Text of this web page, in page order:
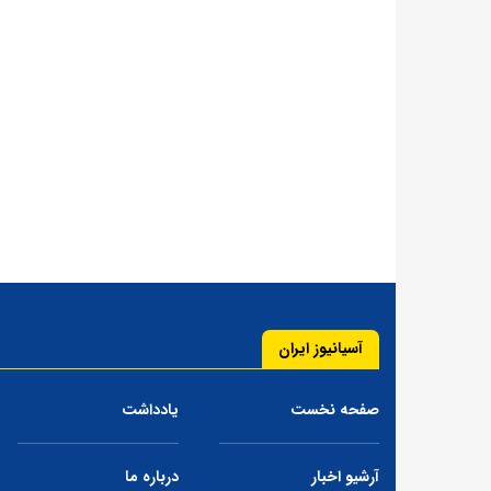
آسیانیوز ایران
صفحه نخست یادداشت
آرشیو اخبار درباره ما